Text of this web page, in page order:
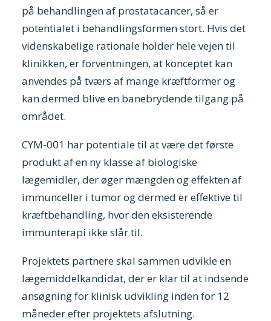
på behandlingen af prostatacancer, så er
potentialet i behandlingsformen stort. Hvis det
videnskabelige rationale holder hele vejen til
klinikken, er forventningen, at konceptet kan
anvendes på tværs af mange kræftformer og
kan dermed blive en banebrydende tilgang på
området.
CYM-001 har potentiale til at være det første
produkt af en ny klasse af biologiske
lægemidler, der øger mængden og effekten af
immunceller i tumor og dermed er effektive til
kræftbehandling, hvor den eksisterende
immunterapi ikke slår til.
Projektets partnere skal sammen udvikle en
lægemiddelkandidat, der er klar til at indsende
ansøgning for klinisk udvikling inden for 12
måneder efter projektets afslutning.